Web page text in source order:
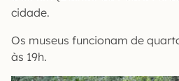
cidade.
Os museus funcionam de
às 19h.